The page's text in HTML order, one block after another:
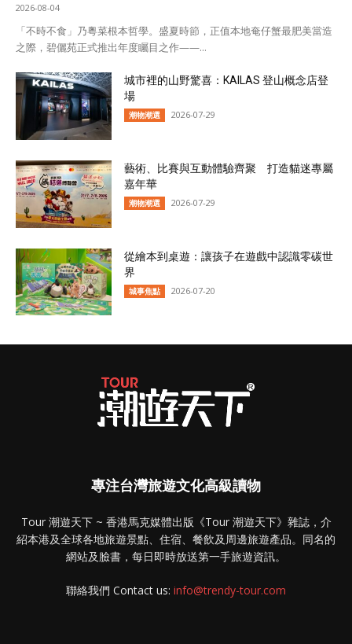
2026-08-04
「不時不食」乃粵菜根本哲學。盛夏時節，正值本地奄仔蟹最肥美當造
之際，碧儷苑正式推出年度矚目之作——...
城市裡的山野驚喜：KAILAS 登山概念店登
場
潮物潮選 2026-07-29
藝術、比賽與互動體驗齊聚 打造貓迷專屬
嘉年華
潮物潮選 2026-07-29
從繪本到桌遊：讓孩子在遊戲中認識零碳世
界
城事焦點 2026-07-20
專注台灣旅遊文化高級讀物
Tour 潮遊天下 ~ 香港馬克媒體出版《Tour 潮遊天下》雜誌，介
紹本港及全球各地旅遊景點、住宿、餐飲及周邊旅遊產品。同名的
網站及臉書，每日即時放送第一手旅遊資訊。
聯絡我們 Contact us: info@trendy-tour.com